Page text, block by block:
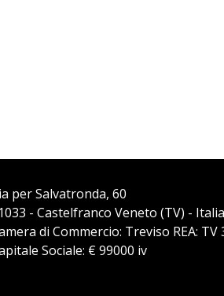
per Salvatronda, 60
- Castelfranco Veneto (TV) - Italia
di Commercio: Treviso REA: TV
Sociale: € 99000 iv